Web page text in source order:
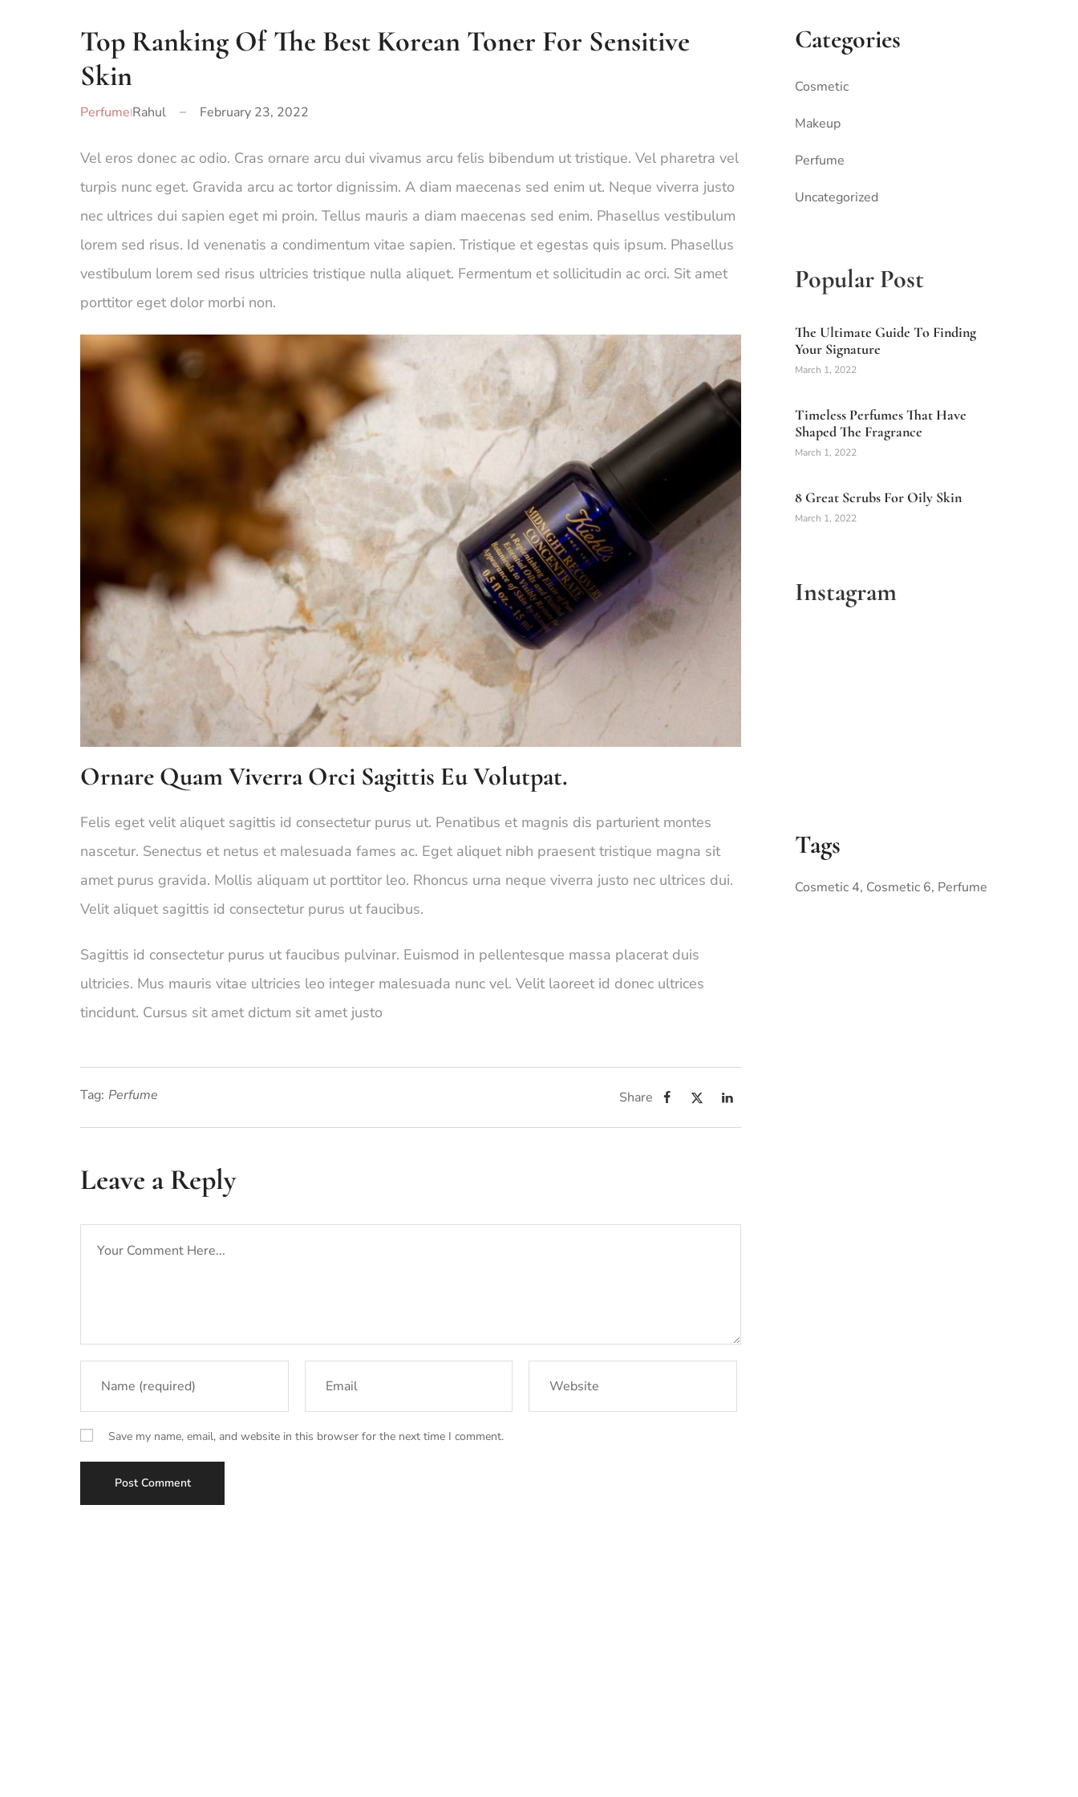
Top Ranking Of The Best Korean Toner For Sensitive
Skin
Perfume Rahul February 23, 2022
Vel eros donec ac odio. Cras ornare arcu dui vivamus arcu felis bibendum ut tristique. Vel pharetra vel
turpis nunc eget. Gravida arcu ac tortor dignissim. A diam maecenas sed enim ut. Neque viverra justo
nec ultrices dui sapien eget mi proin. Tellus mauris a diam maecenas sed enim. Phasellus vestibulum
lorem sed risus. Id venenatis a condimentum vitae sapien. Tristique et egestas quis ipsum. Phasellus
vestibulum lorem sed risus ultricies tristique nulla aliquet. Fermentum et sollicitudin ac orci. Sit amet
porttitor eget dolor morbi non.
Ornare Quam Viverra Orci Sagittis Eu Volutpat.
Felis eget velit aliquet sagittis id consectetur purus ut. Penatibus et magnis dis parturient montes
nascetur. Senectus et netus et malesuada fames ac. Eget aliquet nibh praesent tristique magna sit
amet purus gravida. Mollis aliquam ut porttitor leo. Rhoncus urna neque viverra justo nec ultrices dui.
Velit aliquet sagittis id consectetur purus ut faucibus.
Sagittis id consectetur purus ut faucibus pulvinar. Euismod in pellentesque massa placerat duis
ultricies. Mus mauris vitae ultricies leo integer malesuada nunc vel. Velit laoreet id donec ultrices
tincidunt. Cursus sit amet dictum sit amet justo
Tag: Perfume Share
Leave a Reply
Save my name, email, and website in this browser for the next time I comment.
Categories
Cosmetic
Makeup
Perfume
Uncategorized
Popular Post
The Ultimate Guide To Finding
Your Signature
March 1, 2022
Timeless Perfumes That Have
Shaped The Fragrance
March 1, 2022
8 Great Scrubs For Oily Skin
March 1, 2022
Instagram
Tags
Cosmetic 4 Cosmetic 6 Perfume